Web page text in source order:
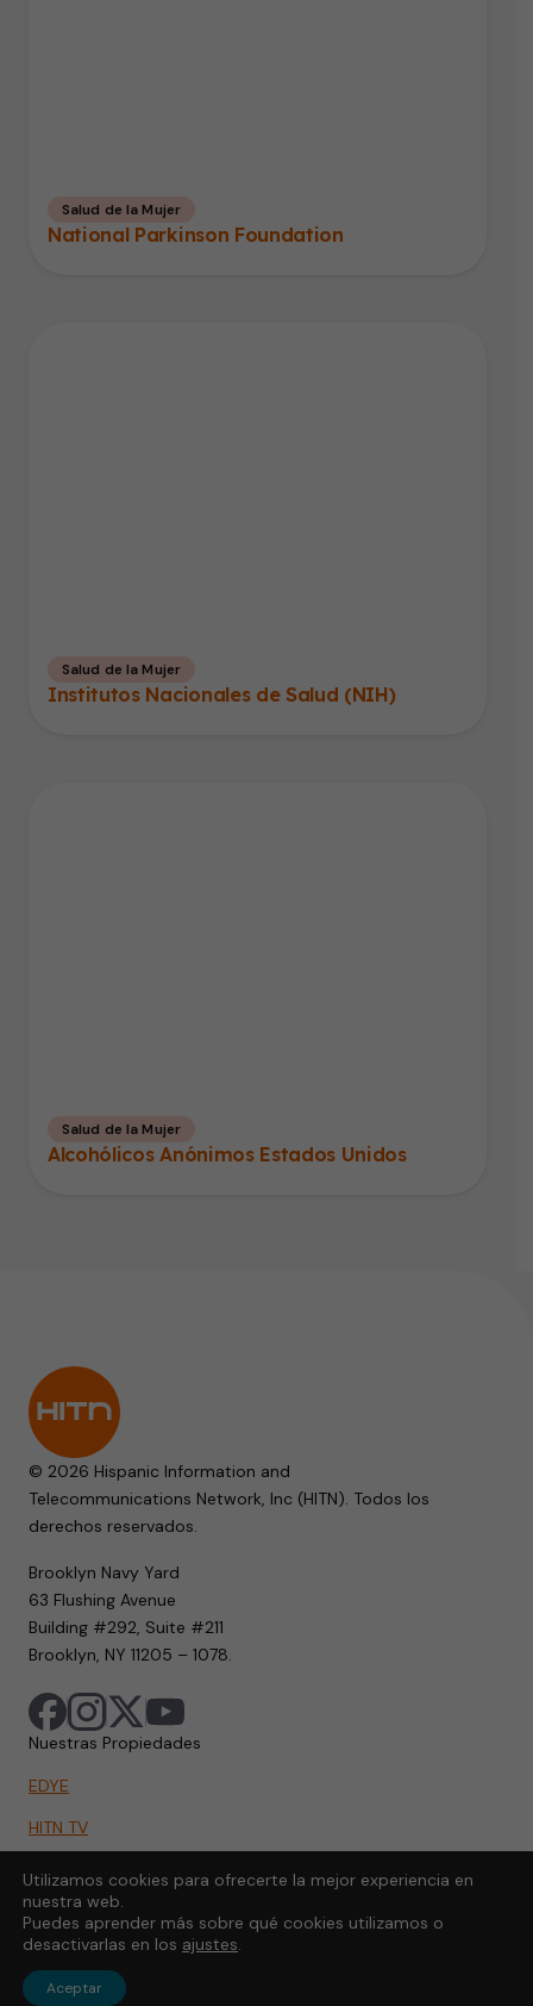
Salud de la Mujer
National Parkinson Foundation
Salud de la Mujer
Institutos Nacionales de Salud (NIH)
Salud de la Mujer
Alcohólicos Anónimos Estados Unidos
© 2026 Hispanic Information and
Telecommunications Network, Inc (HITN). Todos los
derechos reservados.
Brooklyn Navy Yard
63 Flushing Avenue
Building #292, Suite #211
Brooklyn, NY 11205 – 1078.
Nuestras Propiedades
EDYE
HITN TV
HITN.ORG
HITN GO
Utilizamos cookies para ofrecerte la mejor experiencia en
nuestra web.
Puedes aprender más sobre qué cookies utilizamos o
desactivarlas en los ajustes.
Aceptar